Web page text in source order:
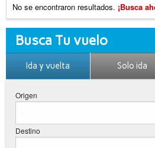
No se encontraron resultados. ¡Busca
Busca Tu vuelo
Ida y vuelta Solo ida
Origen
Destino